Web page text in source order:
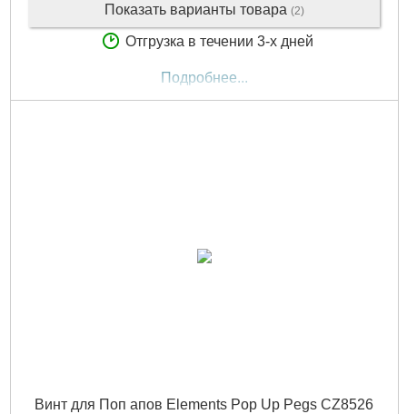
Показать варианты товара (2)
Отгрузка в течении 3-х дней
Подробнее...
Винт для Поп апов Elements Pop Up Pegs CZ8526